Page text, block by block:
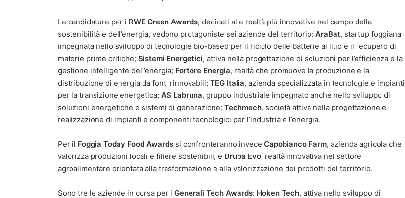
Le candidature per i RWE Green Awards, dedicati alle realtà più innovative nel campo della
sostenibilità e dell’energia, vedono protagoniste sei aziende del territorio: AraBat, startup foggiana
impegnata nello sviluppo di tecnologie bio-based per il riciclo delle batterie al litio e il recupero di
materie prime critiche; Sistemi Energetici, attiva nella progettazione di soluzioni per l’efficienza e la
gestione intelligente dell’energia; Fortore Energia, realtà che promuove la produzione e la
distribuzione di energia da fonti rinnovabili; TEG Italia, azienda specializzata in tecnologie e impianti
per la transizione energetica; AS Labruna, gruppo industriale impegnato anche nello sviluppo di
soluzioni energetiche e sistemi di generazione; Techmech, società attiva nella progettazione e
realizzazione di impianti e componenti tecnologici per l’industria e l’energia.
Per il Foggia Today Food Awards si confronteranno invece Capobianco Farm, azienda agricola che
valorizza produzioni locali e filiere sostenibili, e Drupa Evo, realtà innovativa nel settore
agroalimentare orientata alla trasformazione e alla valorizzazione dei prodotti del territorio.
Sono tre le aziende in corsa per i Generali Tech Awards: Hoken Tech, attiva nello sviluppo di